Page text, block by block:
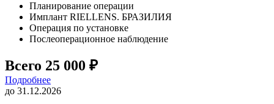
Планирование операции
Имплант RIELLENS. БРАЗИЛИЯ
Операция по установке
Послеоперационное наблюдение
Всего 25 000 ₽
Подробнее
до 31.12.2026